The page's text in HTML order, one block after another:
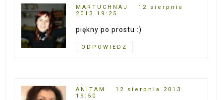
MARTUCHNAJ
12 sierpnia
2013 19:25
piękny po prostu :)
ODPOWIEDZ
ANITAM
12 sierpnia 2013
19:50